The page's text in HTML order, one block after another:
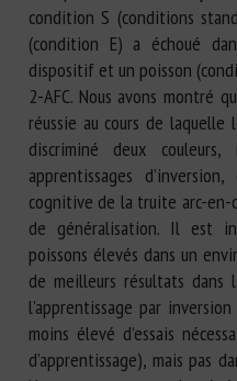
condition S (conditions
(condition E) a échoué
dispositif et un poisson
2-AFC. Nous avons montré
réussie au cours de
discriminé deux
apprentissages
cognitive de la truite arc-en-
de généralisation. Il est
poissons élevés dans un
de meilleurs résultats dans
l’apprentissage par
moins élevé d’essais
d’apprentissage), mais pas